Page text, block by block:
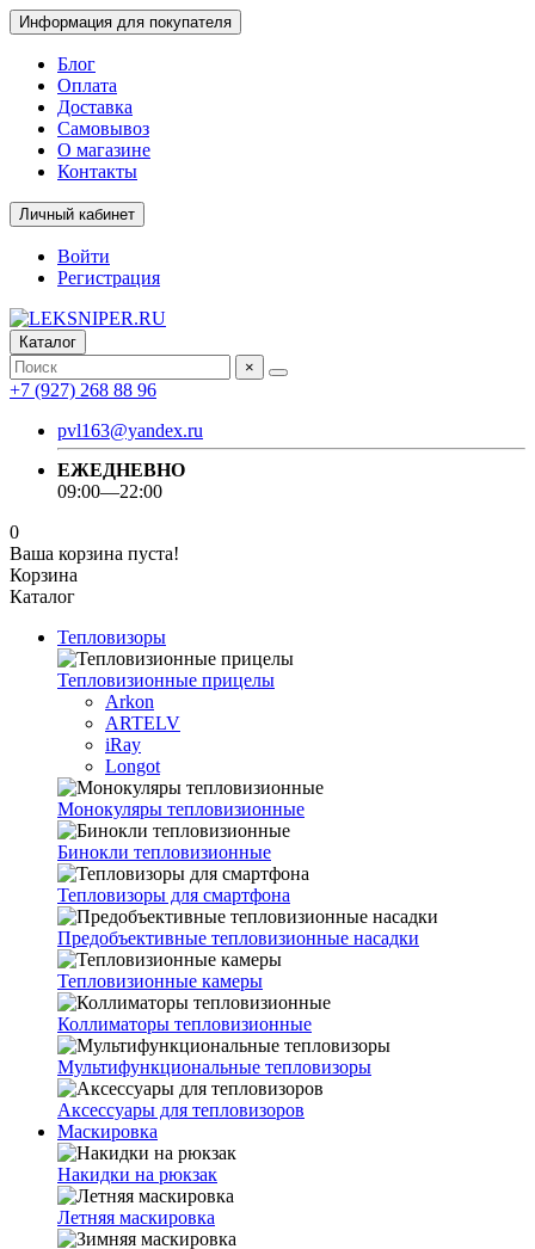
Информация для покупателя
Блог
Оплата
Доставка
Самовывоз
О магазине
Контакты
Личный кабинет
Войти
Регистрация
Каталог
×
+7 (927) 268 88 96
pvl163@yandex.ru
ЕЖЕДНЕВНО
09:00—22:00
0
Ваша корзина пуста!
Корзина
Каталог
Тепловизоры
Тепловизионные прицелы
Arkon
ARTELV
iRay
Longot
Монокуляры тепловизионные
Бинокли тепловизионные
Тепловизоры для смартфона
Предобъективные тепловизионные насадки
Тепловизионные камеры
Коллиматоры тепловизионные
Мультифункциональные тепловизоры
Аксессуары для тепловизоров
Маскировка
Накидки на рюкзак
Летняя маскировка